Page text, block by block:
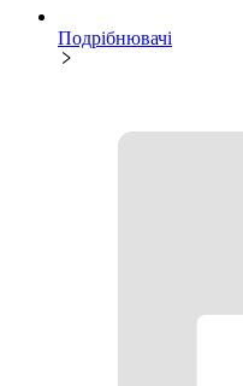
Подрібнювачі